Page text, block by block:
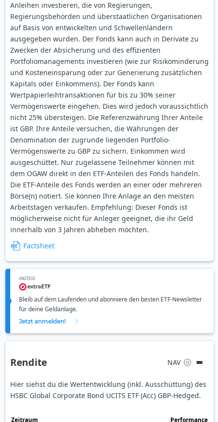
Anleihen investieren, die von Regierungen,
Regierungsbehörden und überstaatlichen Organisationen
auf Basis von entwickelten und Schwellenländern
ausgegeben wurden. Der Fonds kann auch in Derivate zu
Zwecken der Absicherung und des effizienten
Portfoliomanagements investieren (wie zur Risikominderung
und Kosteneinsparung oder zur Generierung zusätzlichen
Kapitals oder Einkommens). Der Fonds kann
Wertpapierleihtransaktionen für bis zu 30% seiner
Vermögenswerte eingehen. Dies wird jedoch voraussichtlich
nicht 25% übersteigen. Die Referenzwährung Ihrer Anteile
ist GBP. Ihre Anteile versuchen, die Währungen der
Denomination der zugrunde liegenden Portfolio-
Vermögenswerte zu GBP zu sichern. Einkommen wird
ausgeschüttet. Nur zugelassene Teilnehmer können mit
dem OGAW direkt in den ETF-Anteilen des Fonds handeln.
Die ETF-Anteile des Fonds werden an einer oder mehreren
Börse(n) notiert. Sie können Ihre Anlage an den meisten
Arbeitstagen verkaufen. Empfehlung: Dieser Fonds ist
möglicherweise nicht für Anleger geeignet, die ihr Geld
innerhalb von 3 Jahren abheben möchten.
Factsheet
ANZEIGE
Bleib auf dem Laufenden und abonniere den besten ETF-Newsletter
für deine Geldanlage.
Jetzt anmelden!
Rendite NAV
Hier siehst du die Wertentwicklung (inkl. Ausschüttung) des
HSBC Global Corporate Bond UCITS ETF (Acc) GBP-Hedged.
Zeit­raum Perfor­mance